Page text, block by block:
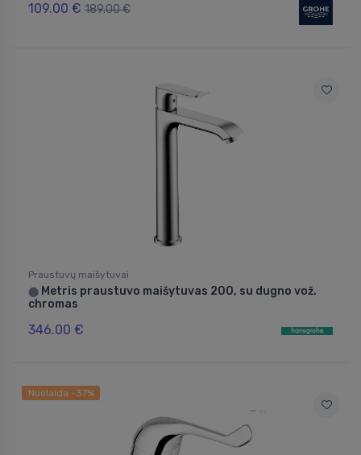
109.00 € 189.00 €
Praustuvų maišytuvai
⬤ Metris praustuvo maišytuvas 200, su dugno vož.
chromas
346.00 €
Nuolaida -37%